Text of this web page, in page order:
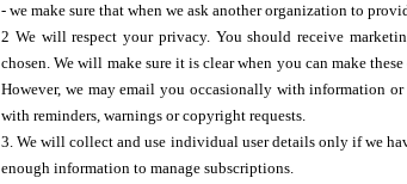
- we make sure that when we ask another organization to
2 We will respect your privacy. You should receive
chosen. We will make sure it is clear when you can make
However, we may email you occasionally with information
with reminders, warnings or copyright requests.
3. We will collect and use individual user details only if we
enough information to manage subscriptions.